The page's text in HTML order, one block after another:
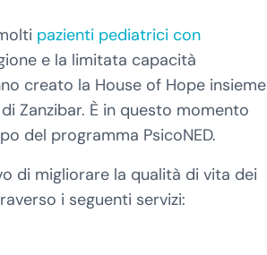
pazienti pediatrici con
e la limitata capacità
creato la House of Hope insieme
Zanzibar. È in questo momento
del programma PsicoNED.
di migliorare la qualità di vita dei
i seguenti servizi: